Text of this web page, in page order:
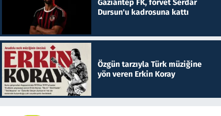
Gaziantep FK, forvet Serdar
Dursun'u kadrosuna kattı
Özgün tarzıyla Türk müziğine
yön veren Erkin Koray